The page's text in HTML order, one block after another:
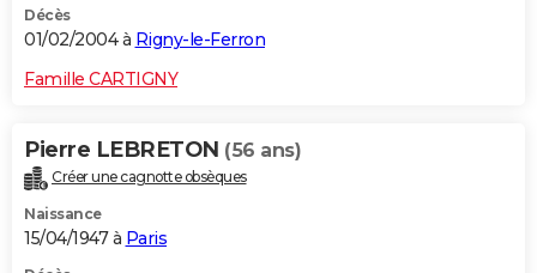
Décès
01/02/2004 à Rigny-le-Ferron
Famille CARTIGNY
Pierre LEBRETON (56 ans)
Créer une cagnotte obsèques
Naissance
15/04/1947 à Paris